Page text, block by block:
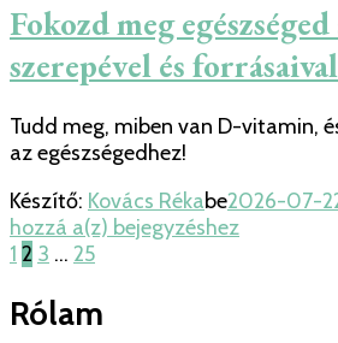
vitaminról
tudni
Fokozd meg
szerepével és
Tudd meg, miben van D-vitamin,
az egészségedhez!
Készítő: Kovács Rékabe2026-07-
hozzá a(z) Fokozd
bejegyzéshez
Bejegyzések
lapozása
Oldal
1 Oldal
2 Oldal
3 … Oldal
25
Rólam